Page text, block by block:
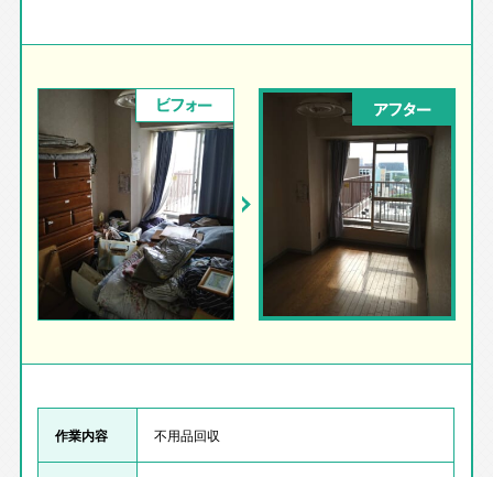
ビフォー アフター
作業内容 不用品回収